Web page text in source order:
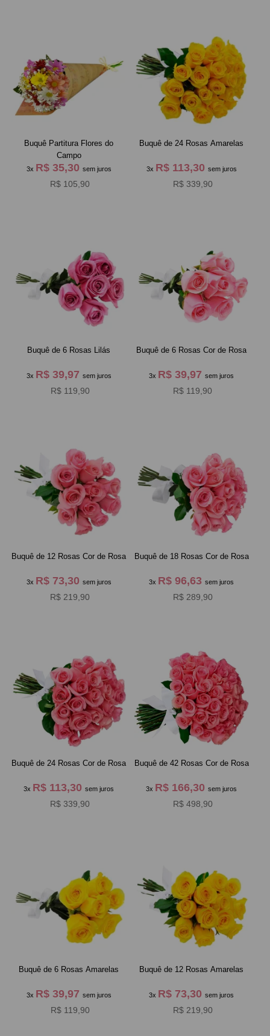
Buquê Partitura Flores do
Campo
3x R$ 35,30 sem juros
R$ 105,90
Buquê de 24 Rosas Amarelas
3x R$ 113,30 sem juros
R$ 339,90
Buquê de 6 Rosas Lilás
3x R$ 39,97 sem juros
R$ 119,90
Buquê de 6 Rosas Cor de Rosa
3x R$ 39,97sem juros
R$ 119,90
Buquê de 12 Rosas Cor de Rosa
3x R$ 73,30 sem juros
R$ 219,90
Buquê de 18 Rosas Cor de Rosa
3x R$ 96,63sem juros
R$ 289,90
Buquê de 24 Rosas Cor de Rosa
3x R$ 113,30sem juros
R$ 339,90
Buquê de 42 Rosas Cor de Rosa
3x R$ 166,30sem juros
R$ 498,90
Buquê de 6 Rosas Amarelas
3x R$ 39,97 sem juros
R$ 119,90
Buquê de 12 Rosas Amarelas
3x R$ 73,30sem juros
R$ 219,90